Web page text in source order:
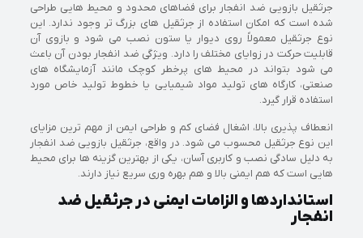
جرثقیل بازویی ضد انفجار برای فضاهای محدود و محیط هایی طراحی
شده است که امکان استفاده از جرثقیل های بزرگ تر وجود ندارد. این
نوع جرثقیل معمولاً روی دیوار یا ستون نصب می شود و بازوی آن
قابلیت حرکت در زوایای مختلف را دارد. ویژگی ضد انفجار بودن آن باعث
می شود بتواند در محیط های پرخطر کوچک مانند آزمایشگاه های
صنعتی، کارگاه های تولید مواد شیمیایی یا خطوط تولید خاص مورد
استفاده قرار گیرد.
انعطاف پذیری بالا، اشغال فضای کم و طراحی ایمن از مهم ترین مزایای
این نوع جرثقیل محسوب می شود. در واقع، جرثقیل بازویی ضد انفجار
به دلیل سادگی نصب و کاربری آسان، یکی از بهترین گزینه ها برای محیط
هایی است که هم ایمنی بالا و هم بهره وری سریع نیاز دارند.
استانداردها و الزامات ایمنی در جرثقیل ضد
انفجار